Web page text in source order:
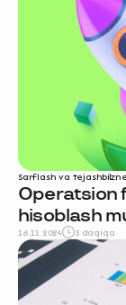
Sarflash va tejash
Operatsion
hisoblash
16.11.2024 5 daqiqa